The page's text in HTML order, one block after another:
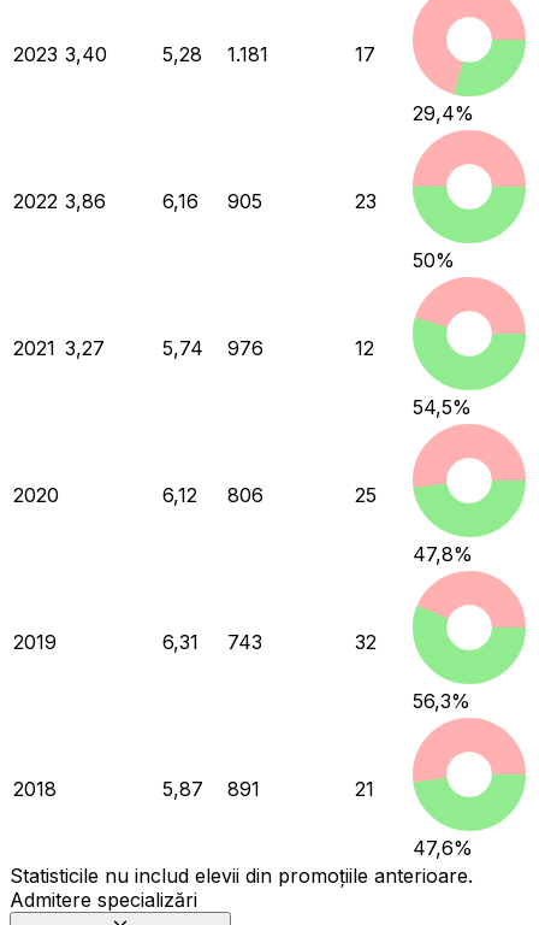
2023 3,40 5,28 1.181 17
29,4%
2022 3,86 6,16 905 23
50%
2021 3,27 5,74 976 12
54,5%
2020 6,12 806 25
47,8%
2019 6,31 743 32
56,3%
2018 5,87 891 21
47,6%
Statisticile nu includ elevii din promoțiile anterioare.
Admitere specializări